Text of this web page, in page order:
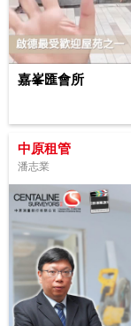
嘉峯匯會所
中原租管
潘志業